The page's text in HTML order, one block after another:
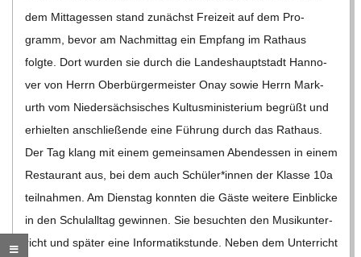
dem Mit­tag­essen stand zunächst Frei­zeit auf dem Pro­
gramm, bevor am Nach­mit­tag ein Emp­fang im Rat­haus
folgte. Dort wur­den sie durch die Lan­des­haupt­stadt Han­no­
ver von Herrn Ober­bür­ger­meis­ter Onay sowie Herrn Mark­
urth vom Nie­der­säch­si­sches Kul­tus­mi­nis­te­rium begrüßt und
erhiel­ten anschlie­ßende eine Füh­rung durch das Rat­haus.
Der Tag klang mit einem gemein­sa­men Abend­essen in einem
Restau­rant aus, bei dem auch Schüler*innen der Klasse 10a
teil­nah­men. Am Diens­tag konn­ten die Gäste wei­tere Ein­bli­cke
in den Schul­all­tag gewin­nen. Sie besuch­ten den Musik­un­ter­
richt und spä­ter eine Infor­ma­tik­stunde. Neben dem Unter­richt